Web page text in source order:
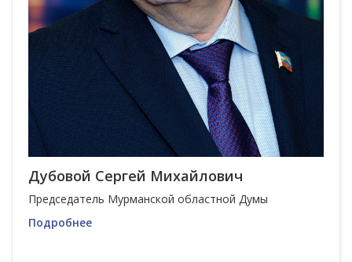
Дубовой Сергей Михайлович
Председатель Мурманской областной Думы
Подробнее